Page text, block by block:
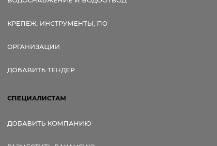
КРЕПЕЖ, ИНСТРУМЕНТЫ, ПО
ОРГАНИЗАЦИИ
ДОБАВИТЬ ТЕНДЕР
СПЕЦИАЛИСТАМ
ДОБАВИТЬ КОМПАНИЮ